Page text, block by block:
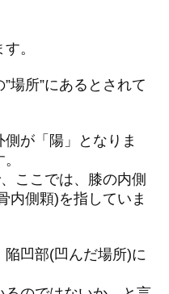
。
場所”にあるとされて
が「陽」となりま
ここでは、膝の内側
内側顆)を指していま
凹部(凹んだ場所)に